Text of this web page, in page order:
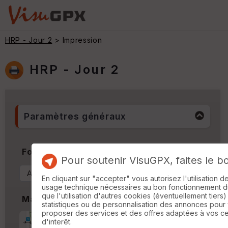
HRP - Jour 2 > Impression
HRP - Jour 2
Paramètres généraux
Format & Orientation
Marges
Pour soutenir VisuGPX, faites le
En cliquant sur "accepter" vous autorisez l'utilisation
usage technique nécessaires au bon fonctionnement
que l'utilisation d'autres cookies (éventuellement
statistiques ou de personnalisation des annonces pour
proposer des services et des offres adaptées à vos
d'interêt.